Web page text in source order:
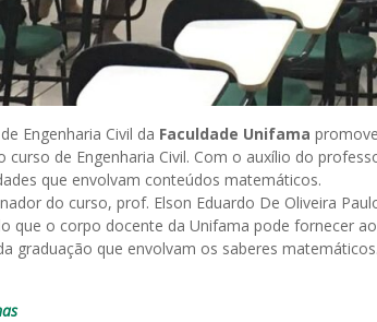
Engenharia Civil da Faculdade Unifama
curso de Engenharia Civil. Com o auxílio do
que envolvam conteúdos matemáticos.
do curso, prof. Elson Eduardo De Oliveira
que o corpo docente da Unifama pode fornecer
graduação que envolvam os saberes matemáticos.